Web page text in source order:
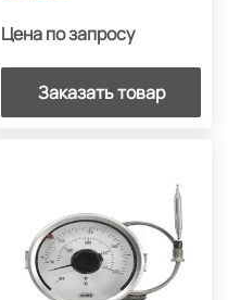
Цена по запросу
Заказать товар